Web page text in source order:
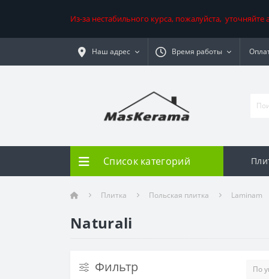
Из-за нестабильного курса, пожалуйста,
Наш адрес Время работы
Список категорий
Плитка Польская плитка Laminam
Naturali
Фильтр